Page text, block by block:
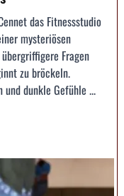
das Fitnessstudio
mysteriösen
Fragen
zu bröckeln.
dunkle Gefühle ...